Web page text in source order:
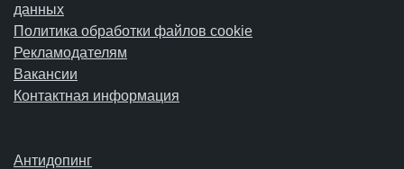
данных
Политика обработки файлов cookie
Рекламодателям
Вакансии
Контактная информация
Антидопинг